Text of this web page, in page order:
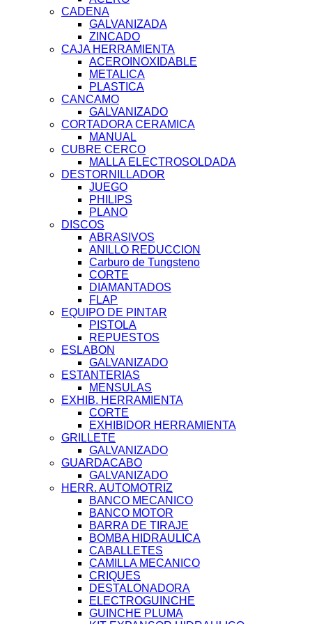
CADENA
GALVANIZADA
ZINCADO
CAJA HERRAMIENTA
ACEROINOXIDABLE
METALICA
PLASTICA
CANCAMO
GALVANIZADO
CORTADORA CERAMICA
MANUAL
CUBRE CERCO
MALLA ELECTROSOLDADA
DESTORNILLADOR
JUEGO
PHILIPS
PLANO
DISCOS
ABRASIVOS
ANILLO REDUCCION
Carburo de Tungsteno
CORTE
DIAMANTADOS
FLAP
EQUIPO DE PINTAR
PISTOLA
REPUESTOS
ESLABON
GALVANIZADO
ESTANTERIAS
MENSULAS
EXHIB. HERRAMIENTA
CORTE
EXHIBIDOR HERRAMIENTA
GRILLETE
GALVANIZADO
GUARDACABO
GALVANIZADO
HERR. AUTOMOTRIZ
BANCO MECANICO
BANCO MOTOR
BARRA DE TIRAJE
BOMBA HIDRAULICA
CABALLETES
CAMILLA MECANICO
CRIQUES
DESTALONADORA
ELECTROGUINCHE
GUINCHE PLUMA